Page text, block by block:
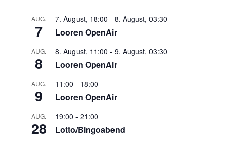
AUG.
7
7. August, 18:00 - 8. August, 03:30
Looren OpenAir
AUG.
8
8. August, 11:00 - 9. August, 03:30
Looren OpenAir
AUG.
9
11:00 - 18:00
Looren OpenAir
AUG.
28
19:00 - 21:00
Lotto/Bingoabend